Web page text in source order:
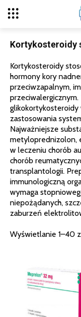
Kortykosteroidy
Kortykosteroidy
hormony kory
przeciwzapalnym,
glikokortykosteroidy
zastosowania
Najważniejsze
metyloprednizolon,
w leczeniu chorób
chorób
transplantologii.
immunologiczną
wymaga
niepożądanych,
zaburzeń
Wyświetlanie 1–40